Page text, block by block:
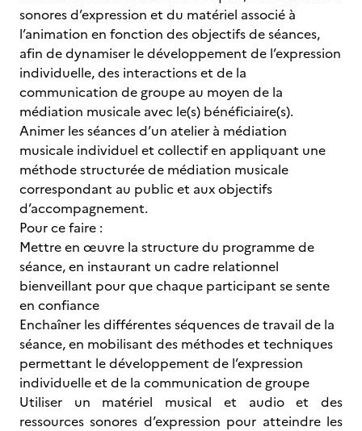
sonores d’expression et du matériel associé à
l’animation en fonction des objectifs de séances,
afin de dynamiser le développement de l’expression
individuelle, des interactions et de la
communication de groupe au moyen de la
médiation musicale avec le(s) bénéficiaire(s).
Animer les séances d’un atelier à médiation
musicale individuel et collectif en appliquant une
méthode structurée de médiation musicale
correspondant au public et aux objectifs
d’accompagnement.
Pour ce faire :
Mettre en œuvre la structure du programme de
séance, en instaurant un cadre relationnel
bienveillant pour que chaque participant se sente
en confiance
Enchaîner les différentes séquences de travail de la
séance, en mobilisant des méthodes et techniques
permettant le développement de l’expression
individuelle et de la communication de groupe
Utiliser un matériel musical et audio et des
ressources sonores d’expression pour atteindre les